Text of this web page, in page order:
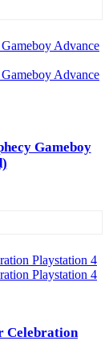
Gameboy
Celebration